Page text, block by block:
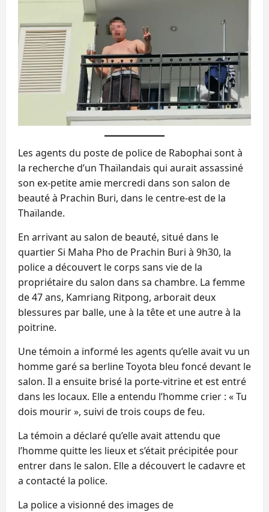
Les agents du poste de police de Rabophai sont à
la recherche d’un Thaïlandais qui aurait assassiné
son ex-petite amie mercredi dans son salon de
beauté à Prachin Buri, dans le centre-est de la
Thaïlande.
En arrivant au salon de beauté, situé dans le
quartier Si Maha Pho de Prachin Buri à 9h30, la
police a découvert le corps sans vie de la
propriétaire du salon dans sa chambre. La femme
de 47 ans, Kamriang Ritpong, arborait deux
blessures par balle, une à la tête et une autre à la
poitrine.
Une témoin a informé les agents qu’elle avait vu un
homme garé sa berline Toyota bleu foncé devant le
salon. Il a ensuite brisé la porte-vitrine et est entré
dans les locaux. Elle a entendu l’homme crier : « Tu
dois mourir », suivi de trois coups de feu.
La témoin a déclaré qu’elle avait attendu que
l’homme quitte les lieux et s’était précipitée pour
entrer dans le salon. Elle a découvert le cadavre et
a contacté la police.
La police a visionné des images de